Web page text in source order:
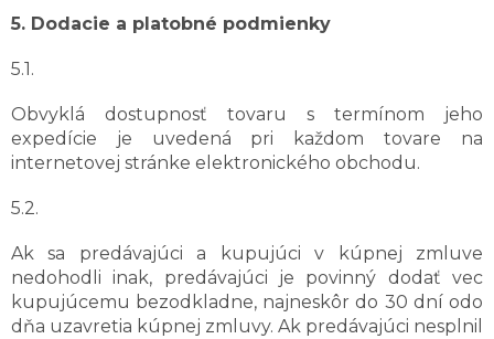
5. Dodacie a platobné podmienky
5.1.
Obvyklá dostupnosť tovaru s termínom jeho
expedície je uvedená pri každom tovare na
internetovej stránke elektronického obchodu.
5.2.
Ak sa predávajúci a kupujúci v kúpnej zmluve
nedohodli inak, predávajúci je povinný dodať vec
kupujúcemu bezodkladne, najneskôr do 30 dní odo
dňa uzavretia kúpnej zmluvy. Ak predávajúci nesplnil